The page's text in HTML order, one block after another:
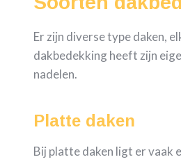
Er zijn diverse type daken,
dakbedekking heeft zijn
nadelen.
Platte daken
Bij platte daken ligt er vaak